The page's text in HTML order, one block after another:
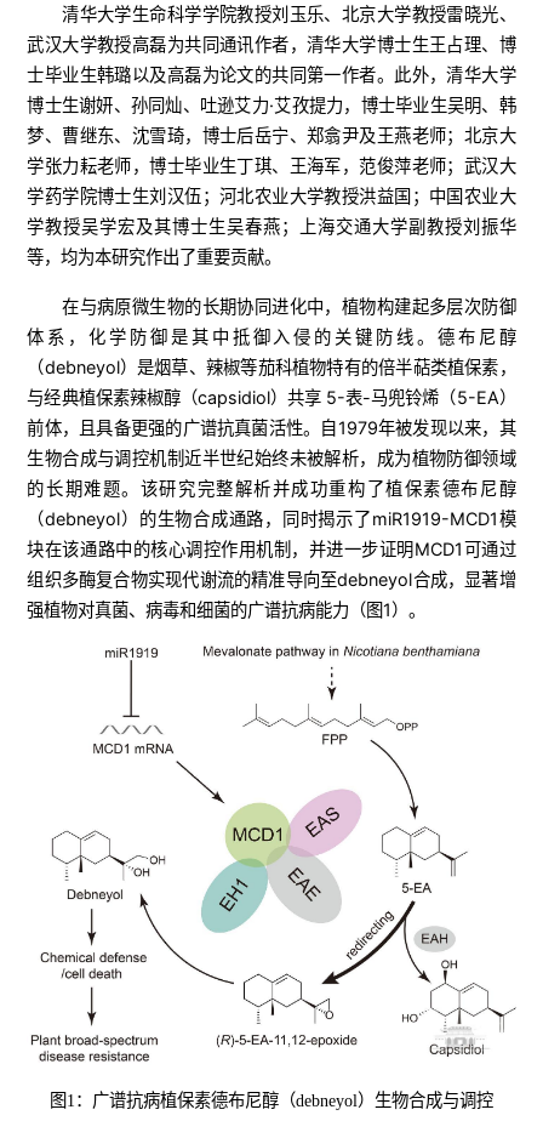
清华大学生命科学学院教授刘玉乐、北京大学教授雷晓光、
武汉大学教授高磊为共同通讯作者，清华大学博士生王占理、博
士毕业生韩璐以及高磊为论文的共同第一作者。此外，清华大学
博士生谢妍、孙同灿、吐逊艾力·艾孜提力，博士毕业生吴明、韩
梦、曹继东、沈雪琦，博士后岳宁、郑翕尹及王燕老师；北京大
学张力耘老师，博士毕业生丁琪、王海军，范俊萍老师；武汉大
学药学院博士生刘汉伍；河北农业大学教授洪益国；中国农业大
学教授吴学宏及其博士生吴春燕；上海交通大学副教授刘振华
等，均为本研究作出了重要贡献。
在与病原微生物的长期协同进化中，植物构建起多层次防御
体系，化学防御是其中抵御入侵的关键防线。德布尼醇
（debneyol）是烟草、辣椒等茄科植物特有的倍半萜类植保素，
与经典植保素辣椒醇（capsidiol）共享 5-表-马兜铃烯（5-EA）
前体，且具备更强的广谱抗真菌活性。自1979年被发现以来，其
生物合成与调控机制近半世纪始终未被解析，成为植物防御领域
的长期难题。该研究完整解析并成功重构了植保素德布尼醇
（debneyol）的生物合成通路，同时揭示了miR1919-MCD1模
块在该通路中的核心调控作用机制，并进一步证明MCD1可通过
组织多酶复合物实现代谢流的精准导向至debneyol合成，显著增
强植物对真菌、病毒和细菌的广谱抗病能力（图1）。
图1：广谱抗病植保素德布尼醇（debneyol）生物合成与调控